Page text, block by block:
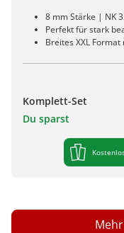
8 mm Stärke | NK
Perfekt für stark
Breites XXL
Komplett-Set
Du sparst